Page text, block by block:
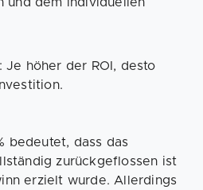
Je höher der ROI, desto
bedeutet, dass das
zurückgeflossen ist
erzielt wurde. Allerdings